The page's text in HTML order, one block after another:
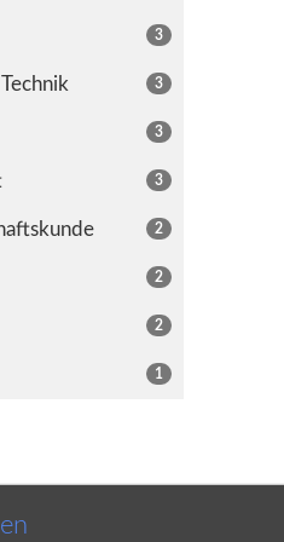
3
3
3
3
2
2
2
1